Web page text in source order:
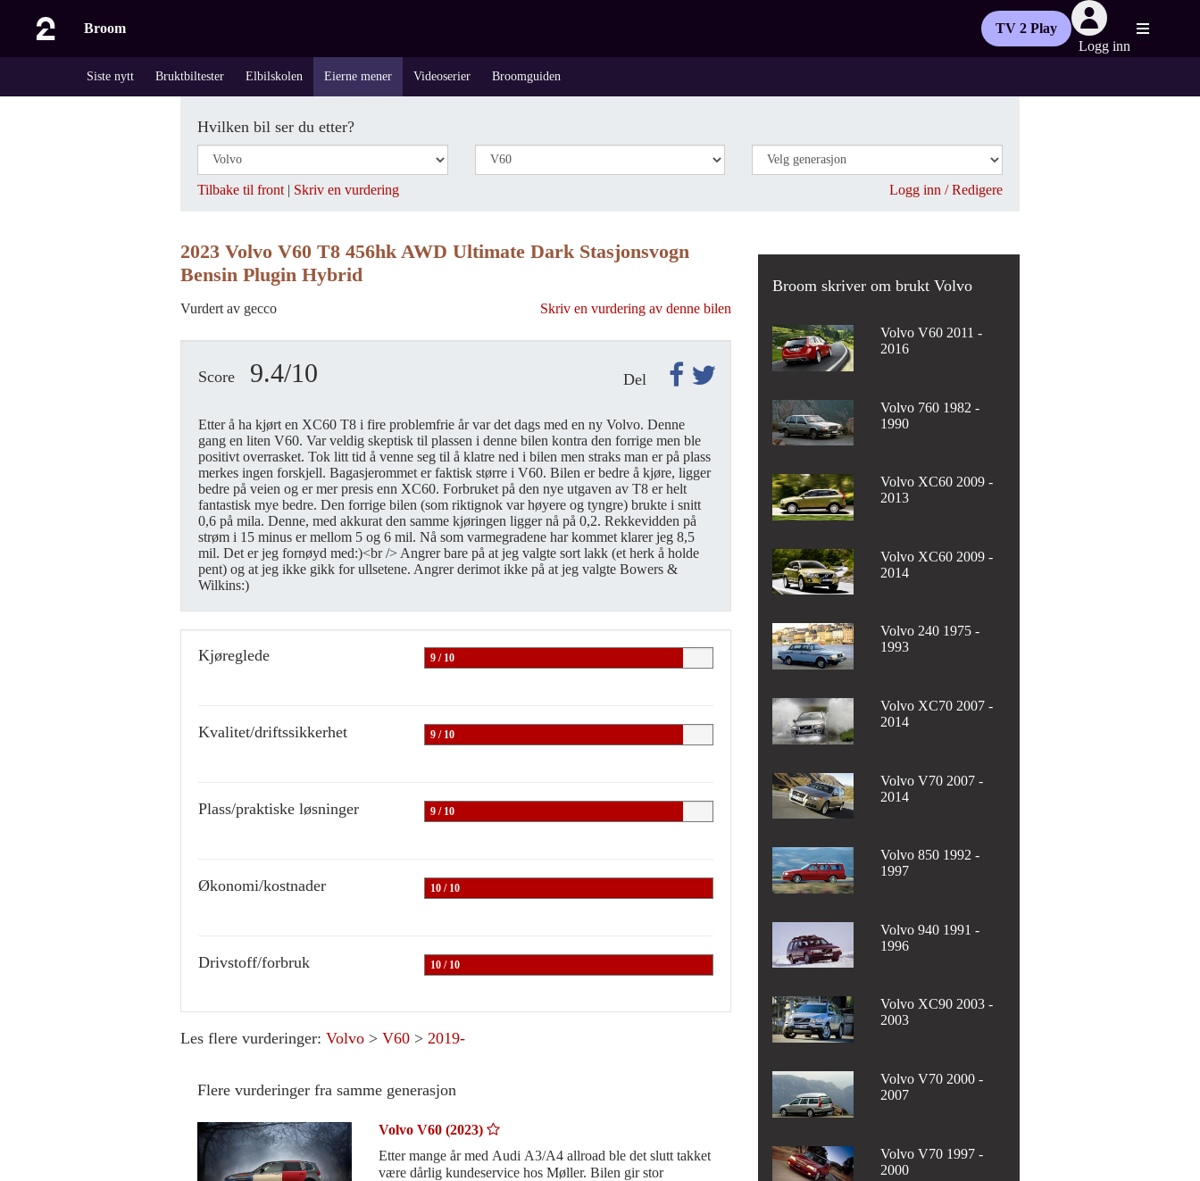
Broom
TV 2 Play
Logg inn
Siste nytt Bruktbiltester Elbilskolen Eierne mener Videoserier Broomguiden
Hvilken bil ser du etter?
Tilbake til front | Skriv en vurdering Logg inn / Redigere
2023 Volvo V60 T8 456hk AWD Ultimate Dark Stasjonsvogn
Bensin Plugin Hybrid
Vurdert av gecco Skriv en vurdering av denne bilen
Score 9.4/10 Del
Etter å ha kjørt en XC60 T8 i fire problemfrie år var det dags med en ny Volvo. Denne
gang en liten V60. Var veldig skeptisk til plassen i denne bilen kontra den forrige men ble
positivt overrasket. Tok litt tid å venne seg til å klatre ned i bilen men straks man er på plass
merkes ingen forskjell. Bagasjerommet er faktisk større i V60. Bilen er bedre å kjøre, ligger
bedre på veien og er mer presis enn XC60. Forbruket på den nye utgaven av T8 er helt
fantastisk mye bedre. Den forrige bilen (som riktignok var høyere og tyngre) brukte i snitt
0,6 på mila. Denne, med akkurat den samme kjøringen ligger nå på 0,2. Rekkevidden på
strøm i 15 minus er mellom 5 og 6 mil. Nå som varmegradene har kommet klarer jeg 8,5
mil. Det er jeg fornøyd med:)<br /> Angrer bare på at jeg valgte sort lakk (et herk å holde
pent) og at jeg ikke gikk for ullsetene. Angrer derimot ikke på at jeg valgte Bowers &
Wilkins:)
Kjøreglede 9 / 10
Kvalitet/driftssikkerhet 9 / 10
Plass/praktiske løsninger 9 / 10
Økonomi/kostnader 10 / 10
Drivstoff/forbruk 10 / 10
Les flere vurderinger: Volvo > V60 > 2019-
Flere vurderinger fra samme generasjon
Volvo V60 (2023)
Etter mange år med Audi A3/A4 allroad ble det slutt takket
være dårlig kundeservice hos Møller. Bilen gir stor
Broom skriver om brukt Volvo
Volvo V60 2011 -
2016
Volvo 760 1982 -
1990
Volvo XC60 2009 -
2013
Volvo XC60 2009 -
2014
Volvo 240 1975 -
1993
Volvo XC70 2007 -
2014
Volvo V70 2007 -
2014
Volvo 850 1992 -
1997
Volvo 940 1991 -
1996
Volvo XC90 2003 -
2003
Volvo V70 2000 -
2007
Volvo V70 1997 -
2000